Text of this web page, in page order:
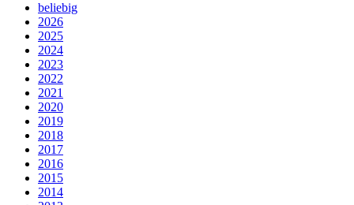
beliebig
2026
2025
2024
2023
2022
2021
2020
2019
2018
2017
2016
2015
2014